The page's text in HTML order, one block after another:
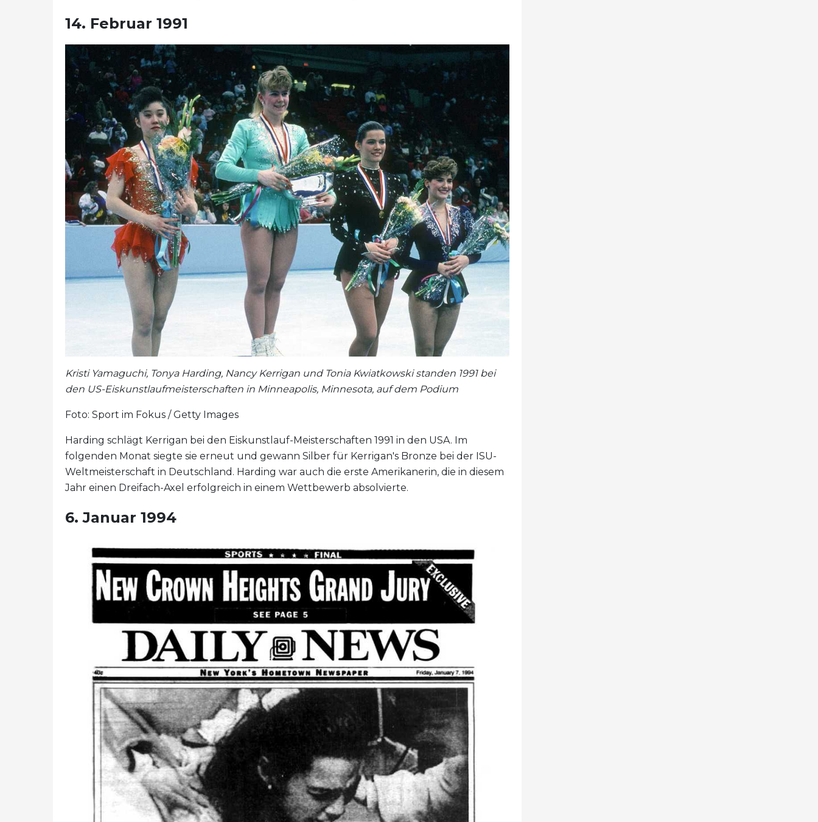
14. Februar 1991
Kristi Yamaguchi, Tonya Harding, Nancy Kerrigan und Tonia Kwiatkowski standen 1991 bei
den US-Eiskunstlaufmeisterschaften in Minneapolis, Minnesota, auf dem Podium
Foto: Sport im Fokus / Getty Images
Harding schlägt Kerrigan bei den Eiskunstlauf-Meisterschaften 1991 in den USA. Im
folgenden Monat siegte sie erneut und gewann Silber für Kerrigan's Bronze bei der ISU-
Weltmeisterschaft in Deutschland. Harding war auch die erste Amerikanerin, die in diesem
Jahr einen Dreifach-Axel erfolgreich in einem Wettbewerb absolvierte.
6. Januar 1994